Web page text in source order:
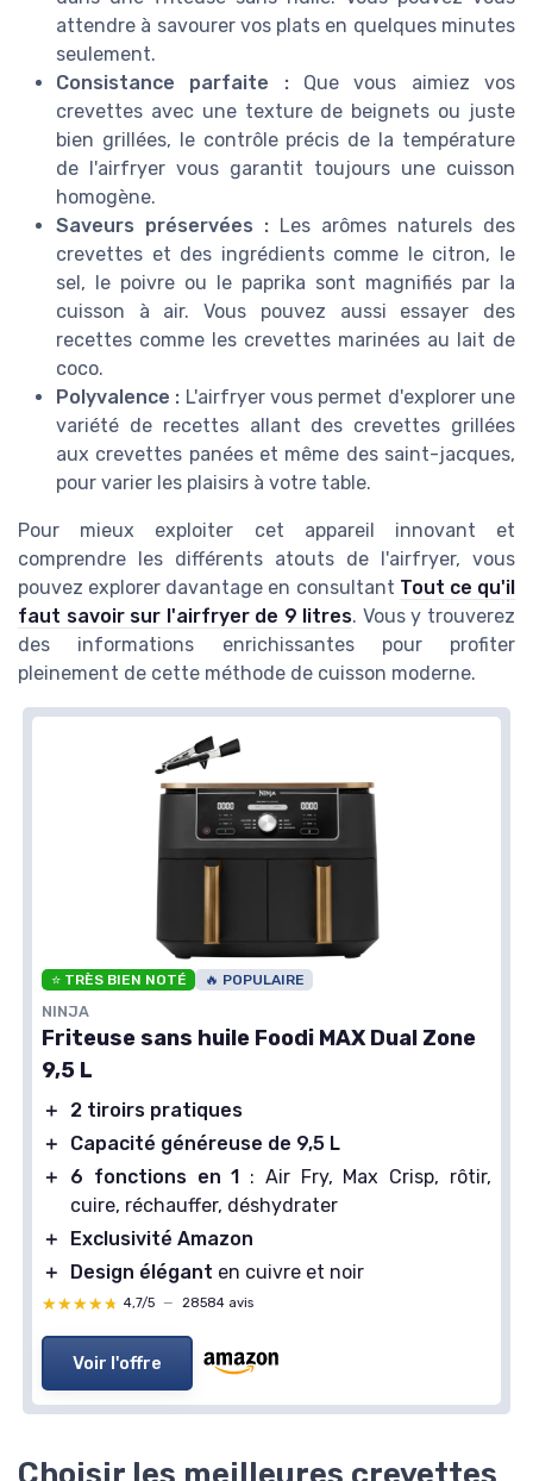
attendre à savourer vos plats en quelques minutes
seulement.
Consistance parfaite :Que vous aimiez vos
crevettes avec une texture de beignets ou juste
bien grillées, le contrôle précis de la température
de l'airfryer vous garantit toujours une cuisson
homogène.
Saveurs préservées : Les arômes naturels des
crevettes et des ingrédients comme le citron, le
sel, le poivre ou le paprika sont magnifiés par la
cuisson à air. Vous pouvez aussi essayer des
recettes comme les crevettes marinées au lait de
coco.
Polyvalence : L'airfryer vous permet d'explorer une
variété de recettes allant des crevettes grillées
aux crevettes panées et même des saint-jacques,
pour varier les plaisirs à votre table.
Pour mieux exploiter cet appareil innovant et
comprendre les différents atouts de l'airfryer, vous
pouvez explorer davantage en consultant Tout ce qu'il
faut savoir sur l'airfryer de 9 litres. Vous y trouverez
des informations enrichissantes pour profiter
pleinement de cette méthode de cuisson moderne.
⭐ TRÈS BIEN NOTÉ 🔥 POPULAIRE
NINJA
Friteuse sans huile Foodi MAX Dual Zone
9,5 L
＋
2 tiroirs pratiques
＋
Capacité généreuse de 9,5 L
＋
6 fonctions en 1 : Air Fry, Max Crisp, rôtir,
cuire, réchauffer, déshydrater
＋
Exclusivité Amazon
＋
Design élégant en cuivre et noir
★★★★★
★★★★★ 4,7/5 — 28584 avis
Voir l'offre